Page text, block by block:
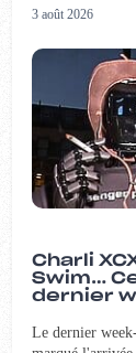
3 août 2026
Charli
Swim…
dernier
Le dernier